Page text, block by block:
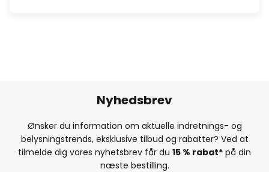
Nyhedsbrev
Ønsker du information om aktuelle indretnings- og
belysningstrends, eksklusive tilbud og rabatter? Ved at
tilmelde dig vores nyhetsbrev får du 15 % rabat* på din
næste bestilling.